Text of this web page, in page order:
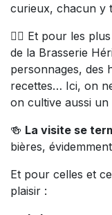
curieux, chacun y
🕵️‍♂️ Et pour les
de la Brasserie
personnages, des
recettes… Ici, on
on cultive aussi
🍻 La visite se
bières,
Et pour celles et
plaisir :